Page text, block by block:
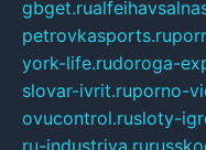
gbget.ru
petrovkasports.ru
york-life.rudoroga-
slovar-ivrit.ruporno-
ovucontrol.rusloty-